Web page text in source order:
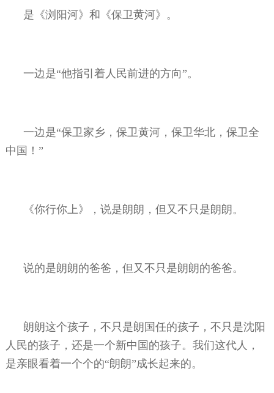
是《浏阳河》和《保卫黄河》。
一边是“他指引着人民前进的方向”。
一边是“保卫家乡，保卫黄河，保卫华北，保卫全
中国！”
《你行你上》，说是朗朗，但又不只是朗朗。
说的是朗朗的爸爸，但又不只是朗朗的爸爸。
朗朗这个孩子，不只是朗国任的孩子，不只是沈阳
人民的孩子，还是一个新中国的孩子。我们这代人，
是亲眼看着一个个的“朗朗”成长起来的。